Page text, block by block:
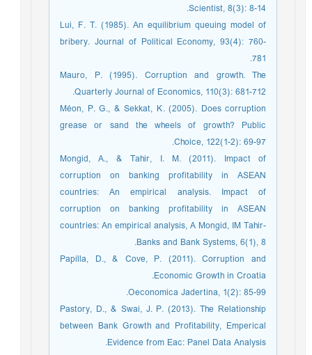
Scientist, 8(3): 8-14.
Lui, F. T. (1985). An equilibrium queuing model of
bribery. Journal of Political Economy, 93(4): 760-
781.
Mauro, P. (1995). Corruption and growth. The
Quarterly Journal of Economics, 110(3): 681-712.
Méon, P. G., & Sekkat, K. (2005). Does corruption
grease or sand the wheels of growth? Public
Choice, 122(1-2): 69-97.
Mongid, A., & Tahir, I. M. (2011). Impact of
corruption on banking profitability in ASEAN
countries: An empirical analysis. Impact of
corruption on banking profitability in ASEAN
countries: An empirical analysis, A Mongid, IM Tahir-
Banks and Bank Systems, 6(1), 8.
Papilla, D., & Cove, P. (2011). Corruption and
Economic Growth in Croatia.
Oeconomica Jadertina, 1(2): 85-99.
Pastory, D., & Swai, J. P. (2013). The Relationship
between Bank Growth and Profitability, Emperical
Evidence from Eac: Panel Data Analysis.